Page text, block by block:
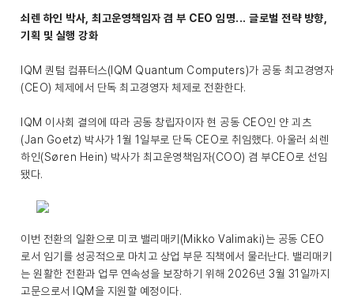
쇠렌 하인 박사, 최고운영책임자 겸 부 CEO 임명... 글로벌 전략 방향,
기획 및 실행 강화
IQM 퀀텀 컴퓨터스(IQM Quantum Computers)가 공동 최고경영자
(CEO) 체제에서 단독 최고경영자 체제로 전환한다.
IQM 이사회 결의에 따라 공동 창립자이자 현 공동 CEO인 얀 괴츠
(Jan Goetz) 박사가 1월 1일부로 단독 CEO로 취임했다. 아울러 쇠렌
하인(Søren Hein) 박사가 최고운영책임자(COO) 겸 부CEO로 선임
됐다.
이번 전환의 일환으로 미코 밸리매키(Mikko Valimaki)는 공동 CEO
로서 임기를 성공적으로 마치고 상업 부문 직책에서 물러난다. 밸리매키
는 원활한 전환과 업무 연속성을 보장하기 위해 2026년 3월 31일까지
고문으로서 IQM을 지원할 예정이다.